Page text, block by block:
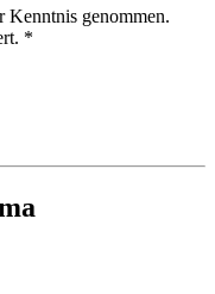
Kenntnis genommen.
*